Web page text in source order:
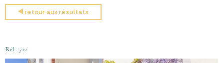
retour aux résultats
Réf : 712